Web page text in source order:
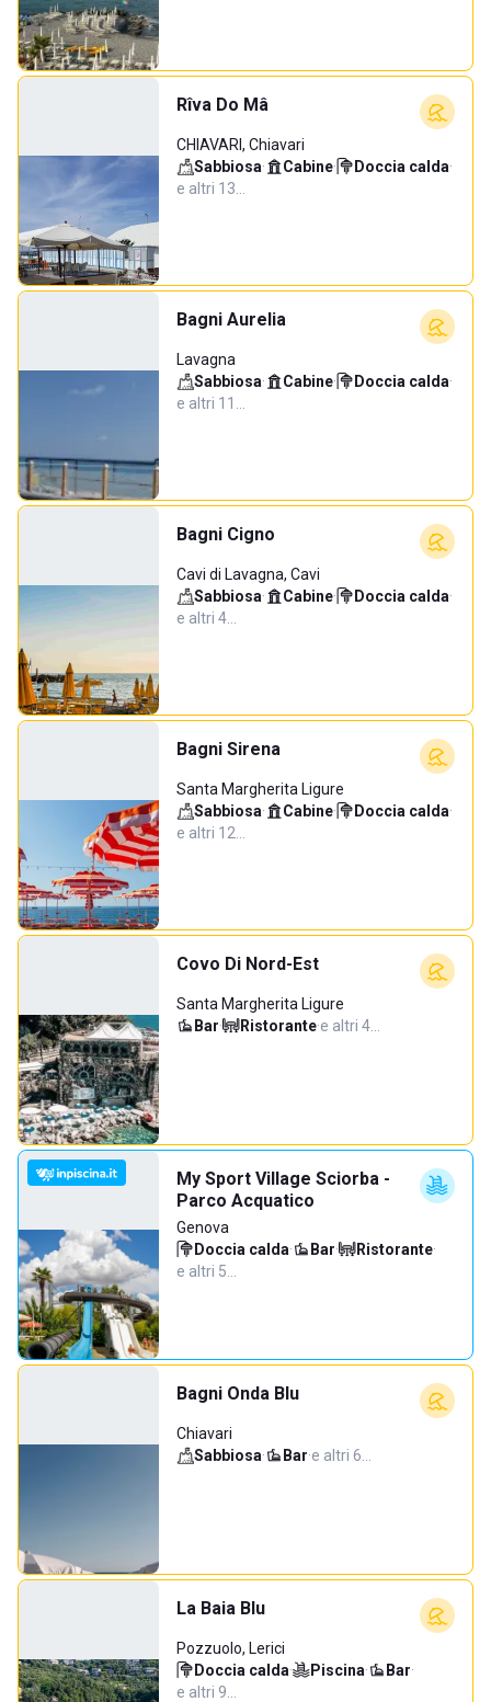
Rîva Do Mâ
CHIAVARI, Chiavari
Sabbiosa· Cabine· Doccia calda·
e altri 13…
Bagni Aurelia
Lavagna
Sabbiosa· Cabine· Doccia calda·
e altri 11…
Bagni Cigno
Cavi di Lavagna, Cavi
Sabbiosa· Cabine· Doccia calda·
e altri 4…
Bagni Sirena
Santa Margherita Ligure
Sabbiosa· Cabine· Doccia calda·
e altri 12…
Covo Di Nord-Est
Santa Margherita Ligure
Bar· Ristorante·e altri 4…
My Sport Village Sciorba -
Parco Acquatico
Genova
Doccia calda· Bar· Ristorante·
e altri 5…
Bagni Onda Blu
Chiavari
Sabbiosa· Bar·e altri 6…
La Baia Blu
Pozzuolo, Lerici
Doccia calda· Piscina· Bar·
e altri 9…